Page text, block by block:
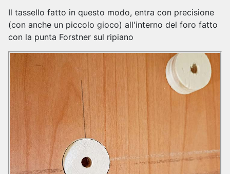
Il tassello fatto in questo modo, entra con precisione
(con anche un piccolo gioco) all'interno del foro fatto
con la punta Forstner sul ripiano